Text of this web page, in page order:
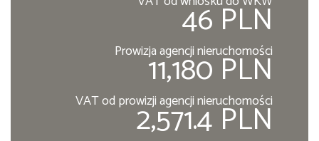
46 PLN
Prowizja agencji nieruchomości
11,180 PLN
VAT od prowizji agencji nieruchomości
2,571.4 PLN